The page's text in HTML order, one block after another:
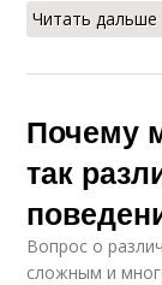
Читать
Почему
так
Вопрос о
сложным и